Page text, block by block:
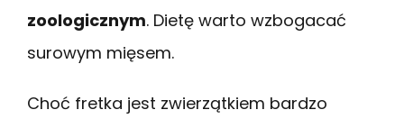
zoologicznym. Dietę warto wzbogacać
surowym mięsem.
Choć fretka jest zwierzątkiem bardzo